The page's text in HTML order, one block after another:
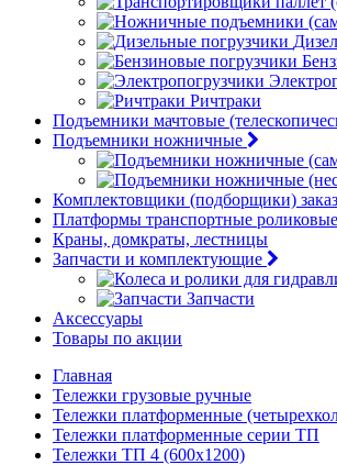
Ричтраки
Подъемники мачтовые
Подъемники ножничные
Комплектовщики (подборщики)
Платформы транспортные
Краны, домкраты, лестницы
Запчасти и комплектующие
Запчасти
Аксессуары
Товары по акции
Главная
Тележки грузовые ручные
Тележки платформенные
Тележки платформенные серии ТП
Тележки ТП 4 (600х1200)